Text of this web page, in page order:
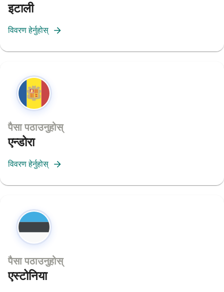
इटाली
विवरण हेर्नुहोस्
पैसा पठाउनुहोस्
एन्डोरा
विवरण हेर्नुहोस्
पैसा पठाउनुहोस्
एस्टोनिया